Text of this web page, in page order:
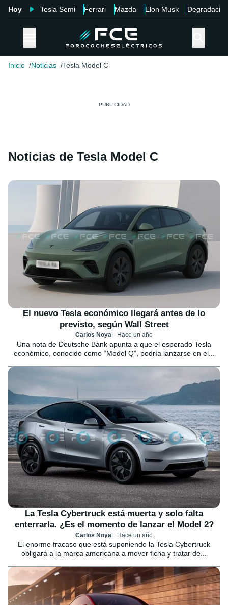
Hoy Tesla Semi Ferrari Mazda Elon Musk Degradación
Inicio Noticias Tesla Model C
Noticias de Tesla Model C
El nuevo Tesla económico llegará antes de lo
previsto, según Wall Street
Carlos Noya Hace un año
Una nota de Deutsche Bank apunta a que el esperado Tesla
económico, conocido como “Model Q”, podría lanzarse en el...
La Tesla Cybertruck está muerta y solo falta
enterrarla. ¿Es el momento de lanzar el Model 2?
Carlos Noya Hace un año
El enorme fracaso que está suponiendo la Tesla Cybertruck
obligará a la marca americana a mover ficha y tratar de...